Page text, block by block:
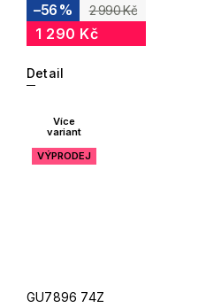
2 990 Kč
–56 %
1 290 Kč
Detail
Více
variant
VÝPRODEJ
GU7896 74Z